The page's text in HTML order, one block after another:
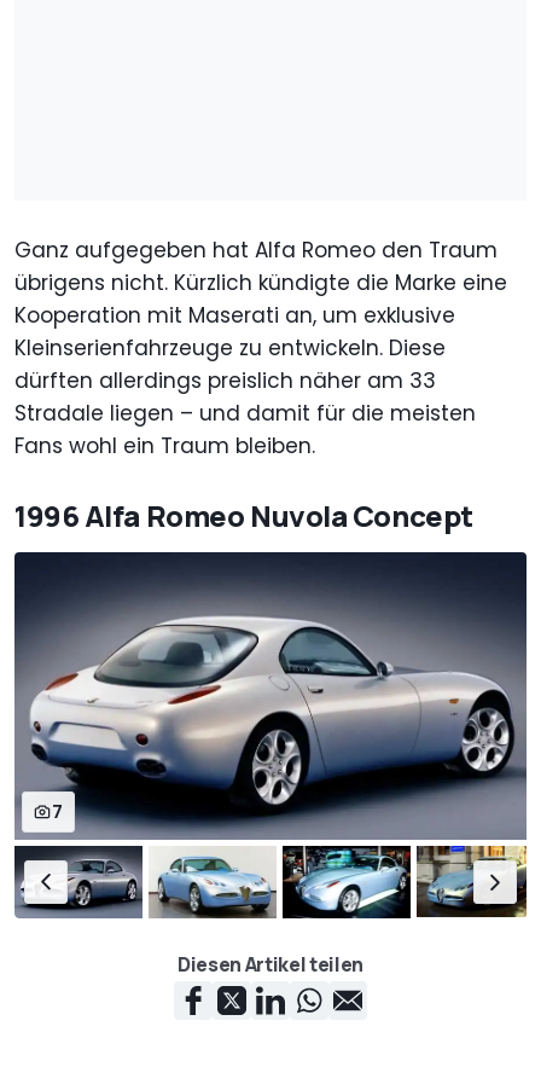
Ganz aufgegeben hat Alfa Romeo den Traum
übrigens nicht. Kürzlich kündigte die Marke eine
Kooperation mit Maserati an, um exklusive
Kleinserienfahrzeuge zu entwickeln. Diese
dürften allerdings preislich näher am 33
Stradale liegen – und damit für die meisten
Fans wohl ein Traum bleiben.
1996 Alfa Romeo Nuvola Concept
7
Diesen Artikel teilen